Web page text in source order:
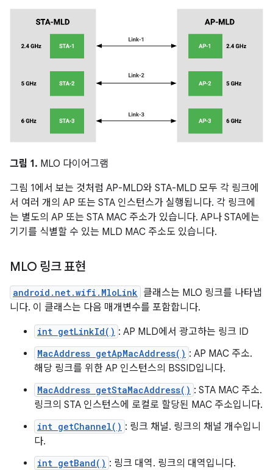
그림 1. MLO 다이어그램
그림 1에서 보는 것처럼 AP-MLD와 STA-MLD 모두 각 링크에
서 여러 개의 AP 또는 STA 인스턴스가 실행됩니다. 각 링크에
는 별도의 AP 또는 STA MAC 주소가 있습니다. AP나 STA에는
기기를 식별할 수 있는 MLD MAC 주소도 있습니다.
MLO 링크 표현
android.net.wifi.MloLink 클래스는 MLO 링크를 나타냅
니다. 이 클래스는 다음 매개변수를 포함합니다.
int getLinkId() : AP MLD에서 광고하는 링크 ID
MacAddress getApMacAddress() : AP MAC 주소.
해당 링크를 위한 AP 인스턴스의 BSSID입니다.
MacAddress getStaMacAddress() : STA MAC 주소.
링크의 STA 인스턴스에 로컬로 할당된 MAC 주소입니다.
int getChannel() : 링크 채널. 링크의 채널 개수입니
다.
int getBand() : 링크 대역. 링크의 대역입니다.